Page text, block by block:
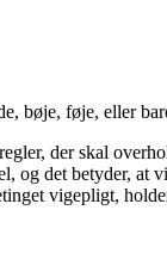
bøje, føje, eller
der skal
og det betyder, at
vigepligt,